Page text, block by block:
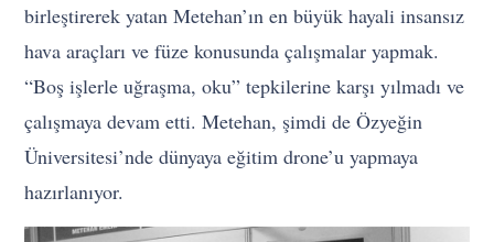
birleştirerek yatan Metehan’ın en büyük hayali insansız
hava araçları ve füze konusunda çalışmalar yapmak.
“Boş işlerle uğraşma, oku” tepkilerine karşı yılmadı ve
çalışmaya devam etti. Metehan, şimdi de Özyeğin
Üniversitesi’nde dünyaya eğitim drone’u yapmaya
hazırlanıyor.